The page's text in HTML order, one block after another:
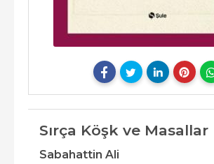
Sırça Köşk ve Masallar
Sabahattin Ali